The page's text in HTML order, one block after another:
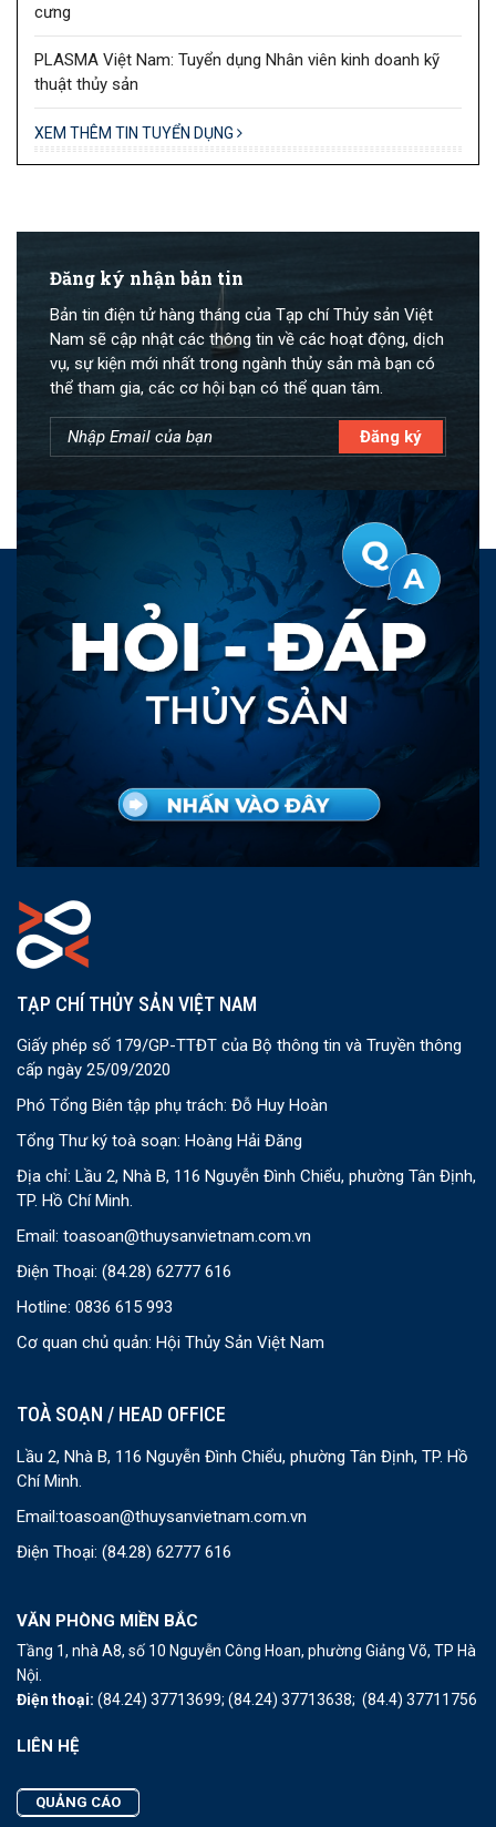
cưng
PLASMA Việt Nam: Tuyển dụng Nhân viên kinh doanh kỹ
thuật thủy sản
XEM THÊM TIN TUYỂN DỤNG
Đăng ký nhận bản tin
Bản tin điện tử hàng tháng của Tạp chí Thủy sản Việt
Nam sẽ cập nhật các thông tin về các hoạt động, dịch
vụ, sự kiện mới nhất trong ngành thủy sản mà bạn có
thể tham gia, các cơ hội bạn có thể quan tâm.
TẠP CHÍ THỦY SẢN VIỆT NAM
Giấy phép số 179/GP-TTĐT của Bộ thông tin và Truyền thông
cấp ngày 25/09/2020
Phó Tổng Biên tập phụ trách: Đỗ Huy Hoàn
Tổng Thư ký toà soạn: Hoàng Hải Đăng
Địa chỉ: Lầu 2, Nhà B, 116 Nguyễn Đình Chiểu, phường Tân Định,
TP. Hồ Chí Minh.
Email: toasoan@thuysanvietnam.com.vn
Điện Thoại: (84.28) 62777 616
Hotline: 0836 615 993
Cơ quan chủ quản: Hội Thủy Sản Việt Nam
TOÀ SOẠN / HEAD OFFICE
Lầu 2, Nhà B, 116 Nguyễn Đình Chiểu, phường Tân Định, TP. Hồ
Chí Minh.
Email:toasoan@thuysanvietnam.com.vn
Điện Thoại: (84.28) 62777 616
VĂN PHÒNG MIỀN BẮC
Tầng 1, nhà A8, số 10 Nguyễn Công Hoan, phường Giảng Võ, TP Hà
Nội.
Điện thoại: (84.24) 37713699; (84.24) 37713638; (84.4) 37711756
LIÊN HỆ
QUẢNG CÁO